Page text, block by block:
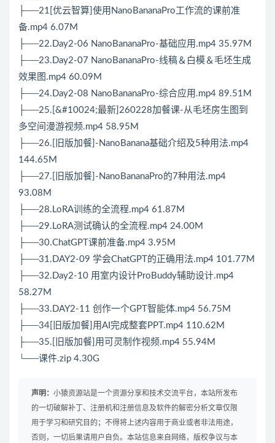
├──21[优云智算]使用NanoBananaPro工作流的课前准
备.mp4 6.07M
├──22.Day2-06 NanoBananaPro-基础应用.mp4 35.97M
├──23.Day2-07 NanoBananaPro-线稿＆白模＆毛坯生成
效果图.mp4 60.09M
├──24.Day2-08 NanoBananaPro-综合应用.mp4 89.51M
├──25.[&#10024;最新]260228加餐课-从毛坯房生图到
多空间漫游视频.mp4 58.95M
├──26.[旧版加餐]-NanoBanana基础介绍及5种用法.mp4
144.65M
├──27.[旧版加餐]-NanoBananaPro的7种用法.mp4
93.08M
├──28.LoRA训练的全流程.mp4 61.87M
├──29.LoRA测试确认的全流程.mp4 24.00M
├──30.ChatGPT课前准备.mp4 3.95M
├──31.DAY2-09 学会ChatGPT的正确用法.mp4 101.77M
├──32.Day2-10 用室内设计ProBuddy辅助设计.mp4
58.27M
├──33.DAY2-11 创作一个GPT智能体.mp4 56.75M
├──34[旧版加餐]用AI完成整套PPT.mp4 110.62M
├──35.[旧版加餐]用可灵制作视频.mp4 55.94M
└──课件.zip 4.30G
声明： 小猿资源站是一个资源分享和技术交流平台，本站所发布
的一切破解补丁、注册机和注册信息及软件的解密分析文章仅限
用于学习和研究目的；不得将上述内容用于商业或者非法用途，
否则，一切后果请用户自负。本站信息来自网络，版权争议与本